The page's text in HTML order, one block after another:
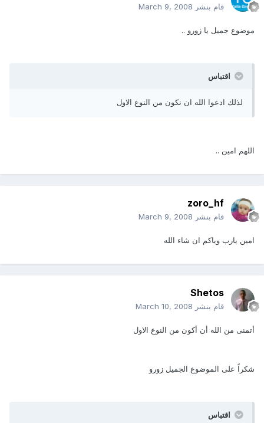
قام بنشر March 9, 2008
موضوع جميل يا زورو ..
اقتباس
لذلك ادعوا الله ان نكون من النوع الاول
اللهم امين ..
zoro_hf
قام بنشر March 9, 2008
امين يارب وياكم ان شاء الله
Shetos
قام بنشر March 10, 2008
أتمنى من الله أن أكون من النوع الاول
شكراً على الموضوع الجميل زورو
اقتباس